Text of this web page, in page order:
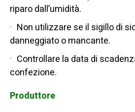
riparo dall’umidità.
Non utilizzare se il sigillo di
danneggiato o mancante.
Controllare la data di
confezione.
Produttore